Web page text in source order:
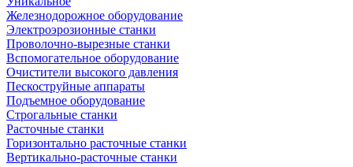
Железнодорожное оборудование
Электроэрозионные станки
Проволочно-вырезные станки
Вспомогательное оборудование
Очистители высокого давления
Пескоструйные аппараты
Подъемное оборудование
Строгальные станки
Расточные станки
Горизонтально расточные станки
Вертикально-расточные станки